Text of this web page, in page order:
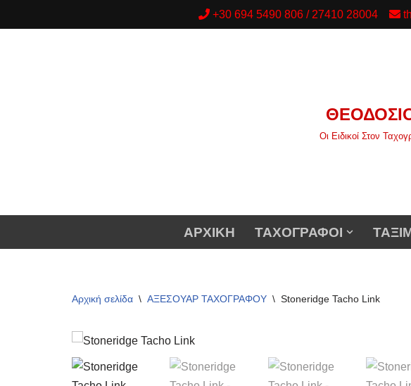
+30 694 5490 806 / 27410 28004
Οι Ειδικοί Στον
ΑΡΧΙΚΗ ΤΑΧΟΓΡΑΦΟΙ
Αρχική σελίδα \ ΑΞΕΣΟΥΑΡ ΤΑΧΟΓΡΑΦΟΥ \ Stoneridge Tacho Link